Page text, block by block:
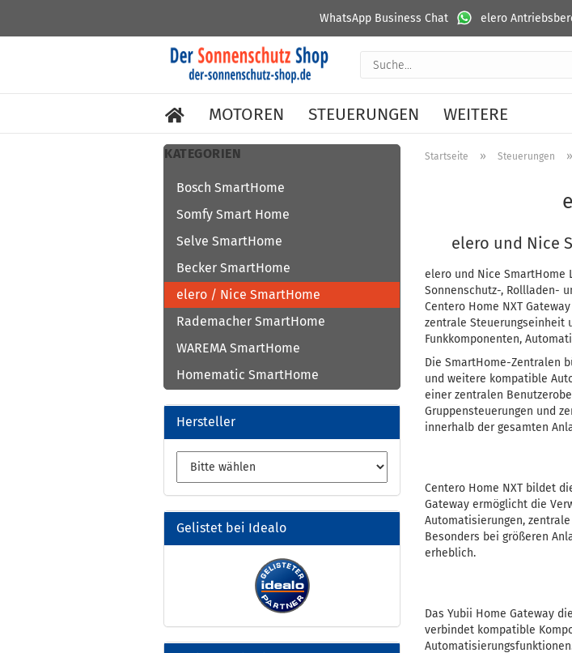
elero
WhatsApp Business Chat
MOTOREN STEUERUNGEN WEITERE
Startseite » Steuerungen »
elero und Nice
elero und Nice SmartHome
Sonnenschutz-, Rollladen-
Centero Home NXT
zentrale Steuerungseinheit
Funkkomponenten,
Die SmartHome-Zentralen
und weitere kompatible
einer zentralen
Gruppensteuerungen und
innerhalb der gesamten
Centero Home NXT bildet
Gateway ermöglicht die
Automatisierungen,
Besonders bei größeren
erheblich.
Das Yubii Home Gateway
verbindet kompatible
KATEGORIEN
Bosch SmartHome
Somfy Smart Home
Selve SmartHome
Becker SmartHome
elero / Nice SmartHome
Rademacher SmartHome
WAREMA SmartHome
Homematic SmartHome
Hersteller
Gelistet bei Idealo